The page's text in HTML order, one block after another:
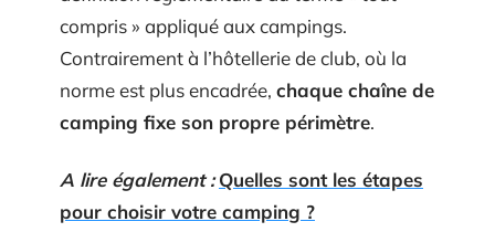
compris » appliqué aux campings.
Contrairement à l’hôtellerie de club, où la
norme est plus encadrée, chaque chaîne de
camping fixe son propre périmètre.
A lire également : Quelles sont les étapes
pour choisir votre camping ?